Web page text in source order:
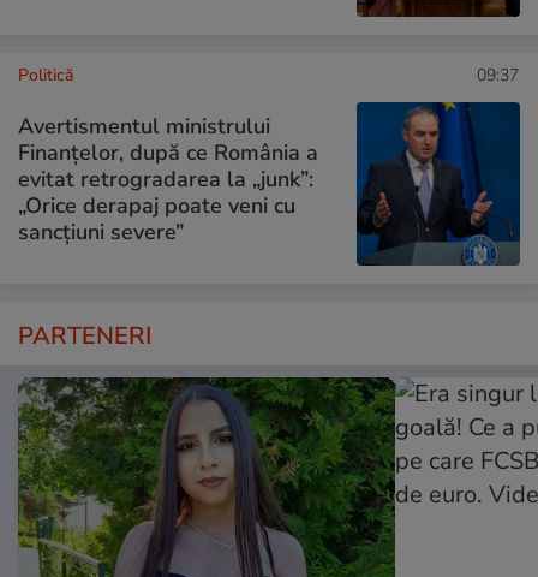
Politică 09:37
Avertismentul ministrului
Finanțelor, după ce România a
evitat retrogradarea la „junk”:
„Orice derapaj poate veni cu
sancțiuni severe”
PARTENERI